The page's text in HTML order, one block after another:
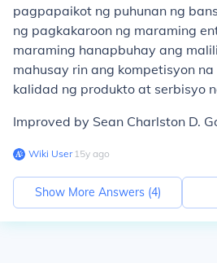
pagpapaikot ng puhunan ng
ng pagkakaroon ng maraming
maraming hanapbuhay ang
mahusay rin ang kompetisyon
kalidad ng produkto at serbisyo
Improved by Sean Charlston D.
Wiki User∙15y ago
Show More Answers (4)